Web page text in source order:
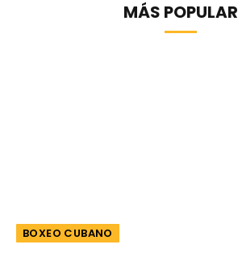
MÁS POPULAR
BOXEO CUBANO